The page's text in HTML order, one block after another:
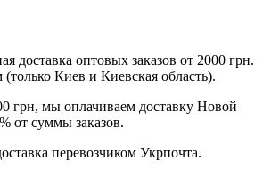
доставка оптовых заказов от 2000 грн.
Киев и Киевская область).
грн, мы оплачиваем доставку Новой
от суммы заказов.
перевозчиком Укрпочта.